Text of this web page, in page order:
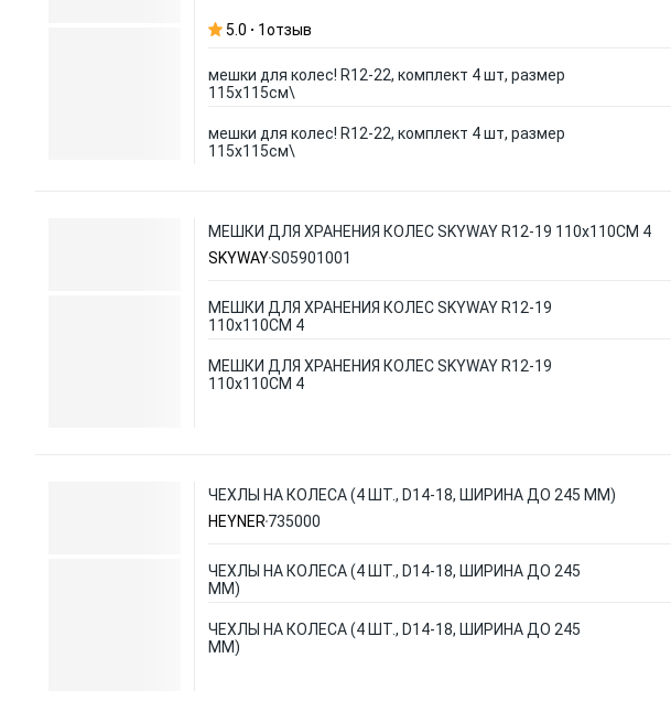
5.0 1отзыв
мешки для колес! R12-22, комплект 4 шт, размер
115х115см\
мешки для колес! R12-22, комплект 4 шт, размер
115х115см\
МЕШКИ ДЛЯ ХРАНЕНИЯ КОЛЕС SKYWAY R12-19 110x110СМ 4
SKYWAYS05901001
МЕШКИ ДЛЯ ХРАНЕНИЯ КОЛЕС SKYWAY R12-19
110x110СМ 4
МЕШКИ ДЛЯ ХРАНЕНИЯ КОЛЕС SKYWAY R12-19
110x110СМ 4
ЧЕХЛЫ НА КОЛЕСА (4 ШТ., D14-18, ШИРИНА ДО 245 ММ)
HEYNER 735000
ЧЕХЛЫ НА КОЛЕСА (4 ШТ., D14-18, ШИРИНА ДО 245
ММ)
ЧЕХЛЫ НА КОЛЕСА (4 ШТ., D14-18, ШИРИНА ДО 245
ММ)